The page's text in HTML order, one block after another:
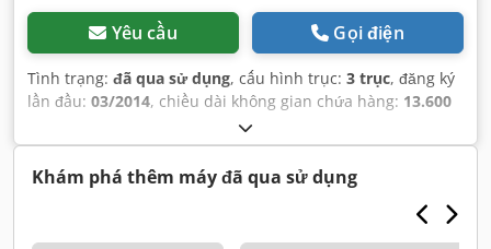
Yêu cầu Gọi điện
Tình trạng: đã qua sử dụng, cấu hình trục: 3 trục, đăng ký
lần đầu: 03/2014, chiều dài không gian chứa hàng: 13.600
, chiều rộng khoang hàng:
khoang chứa hàng:2.980 mm, tổng chiều dài:13.900 mm,
tổng chiều rộng:2.550 mm, tổng chiều cao:4.100 mm
thống treo:
, kích thước lốp xe: 435/50R19,5
Khám phá thêm máy đã qua sử dụng